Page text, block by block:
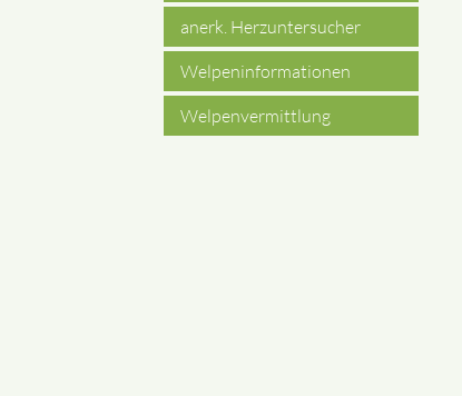
anerk. Herzuntersucher
Welpeninformationen
Welpenvermittlung